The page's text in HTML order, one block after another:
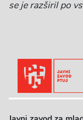
se je razširil po